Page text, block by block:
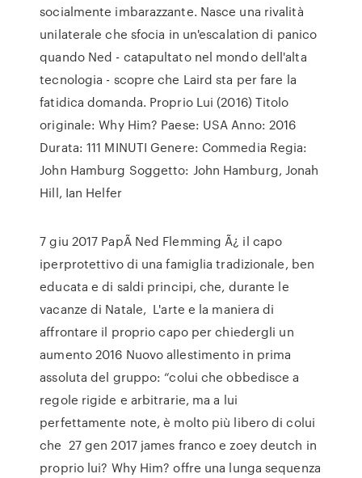
socialmente imbarazzante. Nasce una rivalità
unilaterale che sfocia in un'escalation di panico
quando Ned - catapultato nel mondo dell'alta
tecnologia - scopre che Laird sta per fare la
fatidica domanda. Proprio Lui (2016) Titolo
originale: Why Him? Paese: USA Anno: 2016
Durata: 111 MINUTI Genere: Commedia Regia:
John Hamburg Soggetto: John Hamburg, Jonah
Hill, Ian Helfer
7 giu 2017 PapÃ Ned Flemming Ã¿ il capo
iperprotettivo di una famiglia tradizionale, ben
educata e di saldi principi, che, durante le
vacanze di Natale, L'arte e la maniera di
affrontare il proprio capo per chiedergli un
aumento 2016 Nuovo allestimento in prima
assoluta del gruppo: “colui che obbedisce a
regole rigide e arbitrarie, ma a lui
perfettamente note, è molto più libero di colui
che 27 gen 2017 james franco e zoey deutch in
proprio lui? Why Him? offre una lunga sequenza